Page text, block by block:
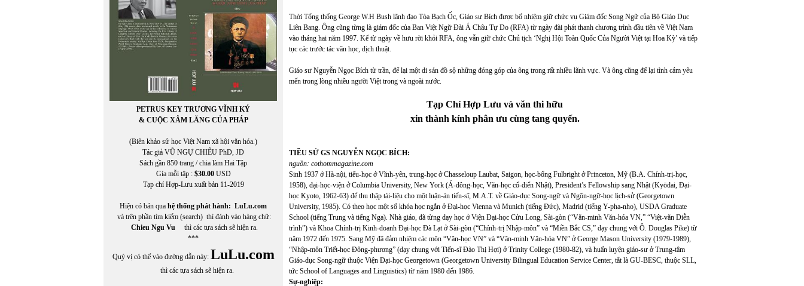
PETRUS KEY TRƯƠNG VĨNH KÝ
& CUỘC XÂM LĂNG CỦA PHÁP
(Biên khảo sử học Việt Nam xã hội văn hóa.)
Tác giả VŨ NGỰ CHIÊU PhD, JD
Sách gần 850 trang / chia làm Hai Tập
Gía mỗi tập : $30.00USD
Tạp chí Hợp-Lưu xuất bản 11-2019
Hiện có bán qua hệ thống phát hành: LuLu.com
và trên phần tìm kiếm (search) thì đánh vào hàng chữ:
Chieu Ngu Vu thì các tựa sách sẽ hiện ra.
***
Quý vị có thể vào đường dẫn này: LuLu.com
thì các tựa sách sẽ hiện ra.
Thời Tổng thống George W.H Bush lãnh đạo Tòa Bạch Ốc, Giáo sư Bích được bổ nhiệm giữ chức vụ Giám đốc Song Ngữ của Bộ Giáo Dục
Liên Bang. Ông cũng từng là giám đốc của Ban Việt Ngữ Đài Á Châu Tự Do (RFA) từ ngày đài phát thanh chương trình đầu tiên về Việt Nam
vào tháng hai năm 1997. Kể từ ngày về hưu rời khỏi RFA, ông vẫn giữ chức Chủ tịch ‘Nghị Hội Toàn Quốc Của Người Việt tại Hoa Kỳ’ và tiếp
tục các trước tác văn học, dịch thuật.
Giáo sư Nguyễn Ngọc Bích từ trần, để lại một di sản đồ sộ những đóng góp của ông trong rất nhiều lãnh vực. Và ông cũng để lại tình cảm yêu
mến trong lòng nhiều người Việt trong và ngoài nước.
Tạp Chí Hợp Lưu và văn thi hữu
xin thành kính phân ưu cùng tang quyến.
TIỀU SỬ GS NGUYỄN NGỌC BÍCH:
nguồn: cothommagazine.com
Sinh 1937 ở Hà-nội, tiểu-học ở Vĩnh-yên, trung-học ở Chasseloup Laubat, Saigon, học-bổng Fulbright ở Princeton, Mỹ (B.A. Chính-trị-học,
1958), đại-học-viện ở Columbia University, New York (Á-đông-học, Văn-học cổ-điển Nhật), President’s Fellowship sang Nhật (Kyōdai, Đại-
học Kyoto, 1962-63) để thu thập tài-liệu cho một luận-án tiến-sĩ, M.A.T. về Giáo-dục Song-ngữ và Ngôn-ngữ-học lịch-sử (Georgetown
University, 1985). Có theo học một số khóa học ngắn ở Đại-học Vienna và Munich (tiếng Đức), Madrid (tiếng Y-pha-nho), USDA Graduate
School (tiếng Trung và tiếng Nga). Nhà giáo, đã từng dạy học ở Viện Đại-học Cửu Long, Sài-gòn (“Văn-minh Văn-hóa VN,” “Việt-văn Diễn
trình”) và Khoa Chính-trị Kinh-doanh Đại-học Đà Lạt ở Sài-gòn (“Chính-trị Nhập-môn” và “Miền Bắc CS,” dạy chung với Ô. Douglas Pike) từ
năm 1972 đến 1975. Sang Mỹ đã đảm nhiệm các môn “Văn-học VN” và “Văn-minh Văn-hóa VN” ở George Mason University (1979-1989),
“Nhập-môn Triết-học Đông-phương” (dạy chung với Tiến-sĩ Đào Thị Hợi) ở Trinity College (1980-82), và huấn luyện giáo-sư ở Trung-tâm
Giáo-dục Song-ngữ thuộc Viện Đại-học Georgetown (Georgetown University Bilingual Education Service Center, tắt là GU-BESC, thuộc SLL,
tức School of Languages and Linguistics) từ năm 1980 đến 1986.
Sự-nghiệp: